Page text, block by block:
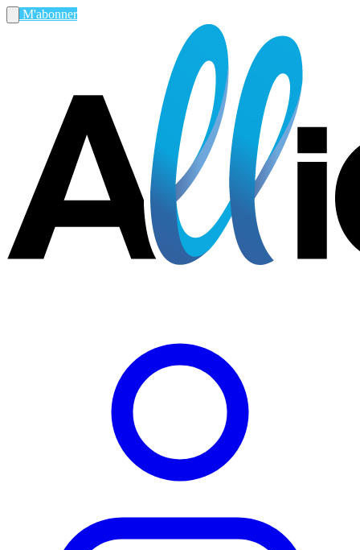
M'abonner